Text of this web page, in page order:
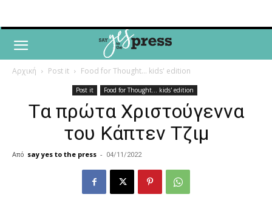
Αρχική Post it Food for Thought... kids' edition
Post it Food for Thought... kids' edition
Tα πρώτα Χριστούγεννα
του Κάπτεν Τζιμ
Από say yes to the press - 04/11/2022